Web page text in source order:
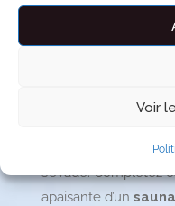
Voir
être ne font plus
vous porter par un
chaudes et
À
corps enveloppé de
s’évade. Complétez
apaisante d’un